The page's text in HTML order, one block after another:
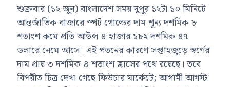
শুক্রবার (১২ জুন) বাংলাদেশ সময় দুপুর ১২টা ১০ মিনিটে
আন্তর্জাতিক বাজারে স্পট গোল্ডের দাম শূন্য দশমিক ৮
শতাংশ কমে প্রতি আউন্স ৪ হাজার ১৮২ দশমিক ৪৭
ডলারে নেমে আসে। এই পতনের কারণে সপ্তাহজুড়ে স্বর্ণের
দাম প্রায় ৩ দশমিক ৪ শতাংশ হ্রাসের পথে রয়েছে। তবে
বিপরীত চিত্র দেখা গেছে ফিউচার মার্কেটে; আগামী আগস্ট